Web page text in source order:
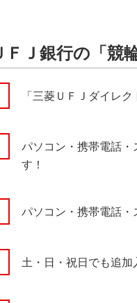
ＦＪ銀行の「競
「三菱ＵＦＪダイレ
パソコン・携帯電話・
す！
パソコン・携帯電話・
土・日・祝日でも追加